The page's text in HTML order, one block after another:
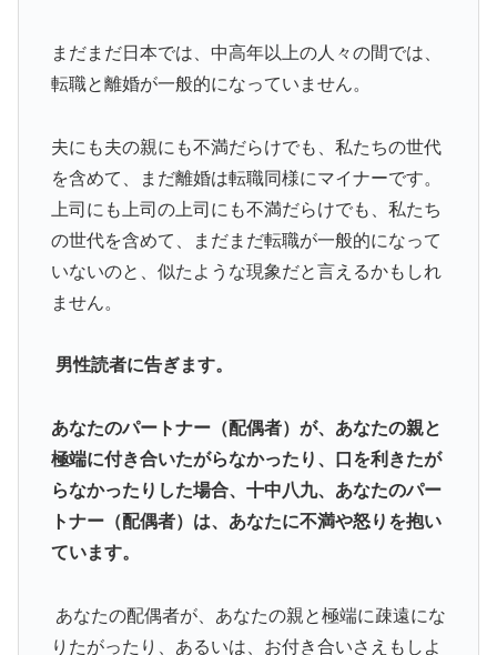
まだまだ日本では、中高年以上の人々の間では、
転職と離婚が一般的になっていません。
夫にも夫の親にも不満だらけでも、私たちの世代
を含めて、まだ離婚は転職同様にマイナーです。
上司にも上司の上司にも不満だらけでも、私たち
の世代を含めて、まだまだ転職が一般的になって
いないのと、似たような現象だと言えるかもしれ
ません。
男性読者に告ぎます。
あなたのパートナー（配偶者）が、あなたの親と
極端に付き合いたがらなかったり、口を利きたが
らなかったりした場合、十中八九、あなたのパー
トナー（配偶者）は、あなたに不満や怒りを抱い
ています。
あなたの配偶者が、あなたの親と極端に疎遠にな
りたがったり、あるいは、お付き合いさえもしよ